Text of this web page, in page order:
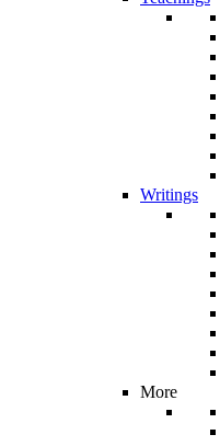
Writings
More